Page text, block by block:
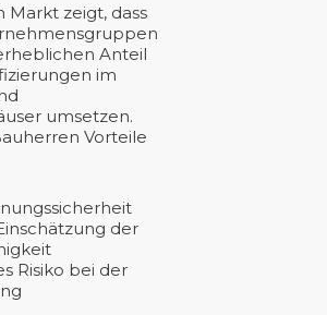
Markt zeigt, dass
Anteil
im
umsetzen.
Vorteile
der
Risiko bei der